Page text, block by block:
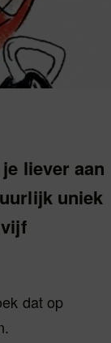
liever aan
uniek
dat op